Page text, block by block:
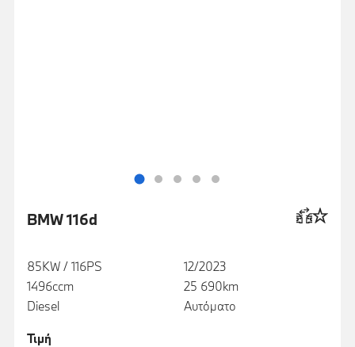
BMW 116d
85KW / 116PS
1496ccm
Diesel
12/2023
25 690km
Αυτόματο
Τιμή